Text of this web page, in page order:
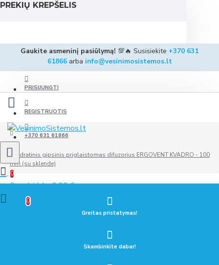
PREKIŲ KREPŠELIS
Gaukite asmeninį pasiūlymą! 💯🔥 Susisiekite +370 631
61866arba info@vesinimosistemos.lt
PRISIJUNGTI
REGISTRUOTIS
+370 631 61866
0
0 prekė(s) - 0.00 €
0
Kvadratinis gipsinis priglaistomas difuzorius ERGOVENT KVADRO - 100
mm (su sklende)
Greitas pristatymas!
Skambinkite dabar!